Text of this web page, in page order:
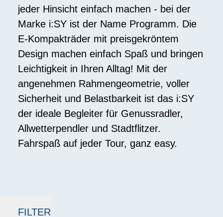
jeder Hinsicht einfach machen - bei der
Marke i:SY ist der Name Programm. Die
E-Kompakträder mit preisgekröntem
Design machen einfach Spaß und bringen
Leichtigkeit in Ihren Alltag! Mit der
angenehmen Rahmengeometrie, voller
Sicherheit und Belastbarkeit ist das i:SY
der ideale Begleiter für Genussradler,
Allwetterpendler und Stadtflitzer.
Fahrspaß auf jeder Tour, ganz easy.
FILTER